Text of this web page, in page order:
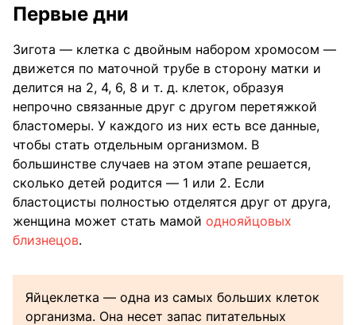
Первые дни
Зигота — клетка с двойным набором хромосом —
движется по маточной трубе в сторону матки и
делится на 2, 4, 6, 8 и т. д. клеток, образуя
непрочно связанные друг с другом перетяжкой
бластомеры. У каждого из них есть все данные,
чтобы стать отдельным организмом. В
большинстве случаев на этом этапе решается,
сколько детей родится — 1 или 2. Если
бластоцисты полностью отделятся друг от друга,
женщина может стать мамой однояйцовых
близнецов.
Яйцеклетка — одна из самых больших клеток
организма. Она несет запас питательных